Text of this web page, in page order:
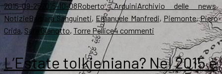
Scritto
il
2015-09-25 2015-10-08Autore
Roberto ArduiniCategorie
Archivio delle news,
NotizieTag
Barbara Sanguineti, Emanuele Manfredi, Piemonte,Piero
Crida, Sara Gianotto, Torre Pellice4 commenti
Sentieri
tolkieniani:
fan
L’Estate tolkieniana? Nel 2015 è